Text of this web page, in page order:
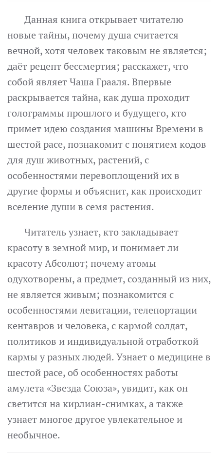
Данная книга открывает читателю
новые тайны, почему душа считается
вечной, хотя человек таковым не является;
даёт рецепт бессмертия; расскажет, что
собой являет Чаша Грааля. Впервые
раскрывается тайна, как душа проходит
голограммы прошлого и будущего, кто
примет идею создания машины Времени в
шестой расе, познакомит с понятием кодов
для душ животных, растений, с
особенностями перевоплощений их в
другие формы и объяснит, как происходит
вселение души в семя растения.
Читатель узнает, кто закладывает
красоту в земной мир, и понимает ли
красоту Абсолют; почему атомы
одухотворены, а предмет, созданный из них,
не является живым; познакомится с
особенностями левитации, телепортации
кентавров и человека, с кармой солдат,
политиков и индивидуальной отработкой
кармы у разных людей. Узнает о медицине в
шестой расе, об особенностях работы
амулета «Звезда Союза», увидит, как он
светится на кирлиан-снимках, а также
узнает многое другое увлекательное и
необычное.